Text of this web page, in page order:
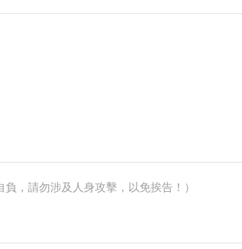
，請勿涉及人身攻擊，以免挨告！）